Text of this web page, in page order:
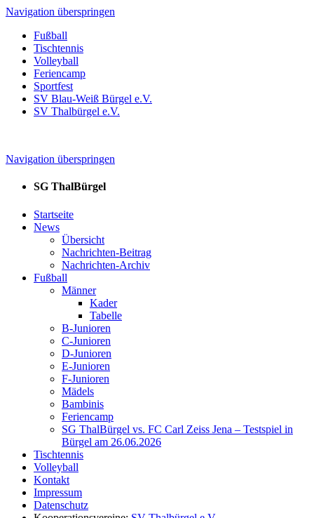
Navigation überspringen
Fußball
Tischtennis
Volleyball
Feriencamp
Sportfest
SV Blau-Weiß Bürgel e.V.
SV Thalbürgel e.V.
Navigation überspringen
SG ThalBürgel
Startseite
News
Übersicht
Nachrichten-Beitrag
Nachrichten-Archiv
Fußball
Männer
Kader
Tabelle
B-Junioren
C-Junioren
D-Junioren
E-Junioren
F-Junioren
Mädels
Bambinis
Feriencamp
SG ThalBürgel vs. FC Carl Zeiss Jena – Testspiel in
Bürgel am 26.06.2026
Tischtennis
Volleyball
Kontakt
Impressum
Datenschutz